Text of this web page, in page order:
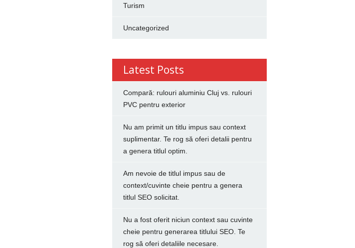
Turism
Uncategorized
Latest Posts
Compară: rulouri aluminiu Cluj vs. rulouri
PVC pentru exterior
Nu am primit un titlu impus sau context
suplimentar. Te rog să oferi detalii pentru
a genera titlul optim.
Am nevoie de titlul impus sau de
context/cuvinte cheie pentru a genera
titlul SEO solicitat.
Nu a fost oferit niciun context sau cuvinte
cheie pentru generarea titlului SEO. Te
rog să oferi detaliile necesare.